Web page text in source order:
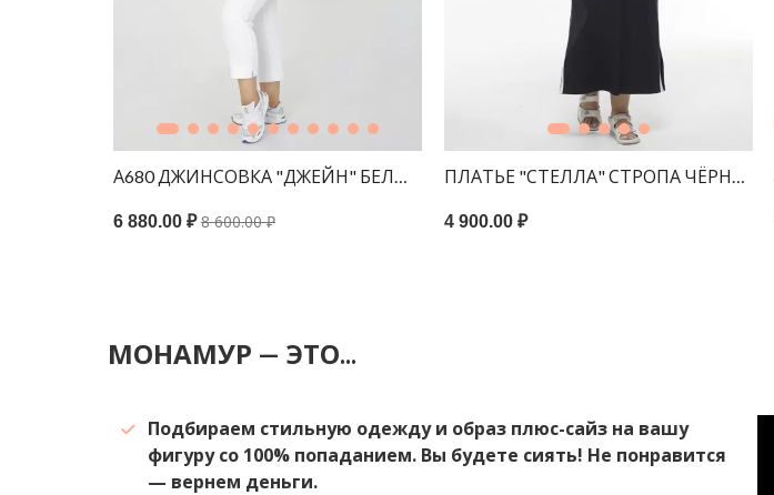
А680 ДЖИНСОВКА "ДЖЕЙН" БЕЛЫЙ
6 880.00 ₽8 600.00 ₽
ПЛАТЬЕ "СТЕЛЛА" СТРОПА ЧЁРНОЕ
4 900.00 ₽
МОНАМУР — ЭТО...
Подбираем стильную одежду и образ плюс-сайз на вашу
фигуру со 100% попаданием. Вы будете сиять! Не понравится
— вернем деньги.